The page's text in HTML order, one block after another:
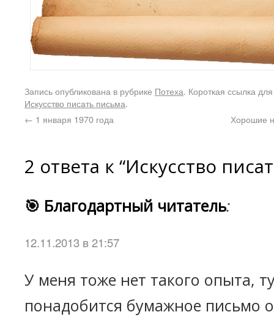
Запись опубликована в рубрике Потеха. Короткая ссылка
Искусство писать письма.
← 1 января 1970 года Хорошие
2 ответа к “Искусство
🎯 Благодартный читатель:
12.11.2013 в 21:57
У меня тоже нет такого опыта,
понадобится бумажное письмо